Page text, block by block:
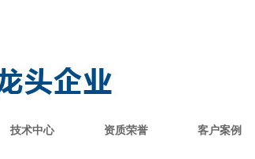
技术中心 资质荣誉 客户案例